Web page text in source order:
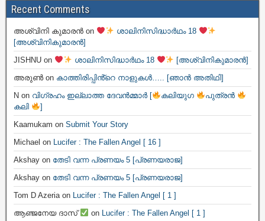
Recent Comments
അശ്വിനി കുമാരൻ on
ശാലിനിസിദ്ധാർഥം 18
[അശ്വിനികുമാരൻ]
JISHNU on ശാലിനിസിദ്ധാർഥം 18
[അശ്വിനികുമാരൻ]
അരുൺon കാത്തിരിപ്പിൻ്റെ നാളുകൾ….. [ഞാൻ അതിഥി]
N on വിഗ്രഹം ഇല്ലാത്ത ദേവൻമ്മാർ [ കലിയുഗ
പുത്രൻ
കലി
]
Kaamukam on Submit Your Story
Michael on Lucifer : The Fallen Angel [ 16 ]
Akshay on തേടി വന്ന പ്രണയം 5 [പ്രണയരാജ]
Akshay on തേടി വന്ന പ്രണയം 5 [പ്രണയരാജ]
Tom D Azeriaon Lucifer : The Fallen Angel [ 1 ]
ആഞ്ജനേയ ദാസ്
on Lucifer : The Fallen Angel [ 1 ]